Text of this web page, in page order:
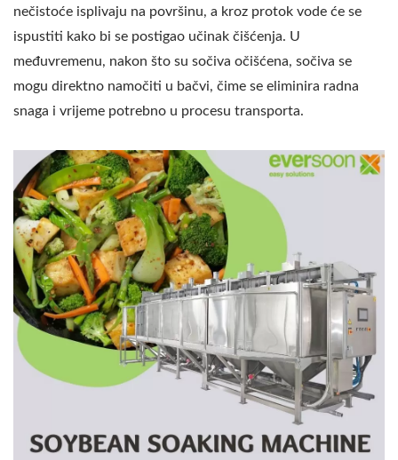
nečistoće isplivaju na površinu, a kroz protok vode će se
ispustiti kako bi se postigao učinak čišćenja. U
međuvremenu, nakon što su sočiva očišćena, sočiva se
mogu direktno namočiti u bačvi, čime se eliminira radna
snaga i vrijeme potrebno u procesu transporta.